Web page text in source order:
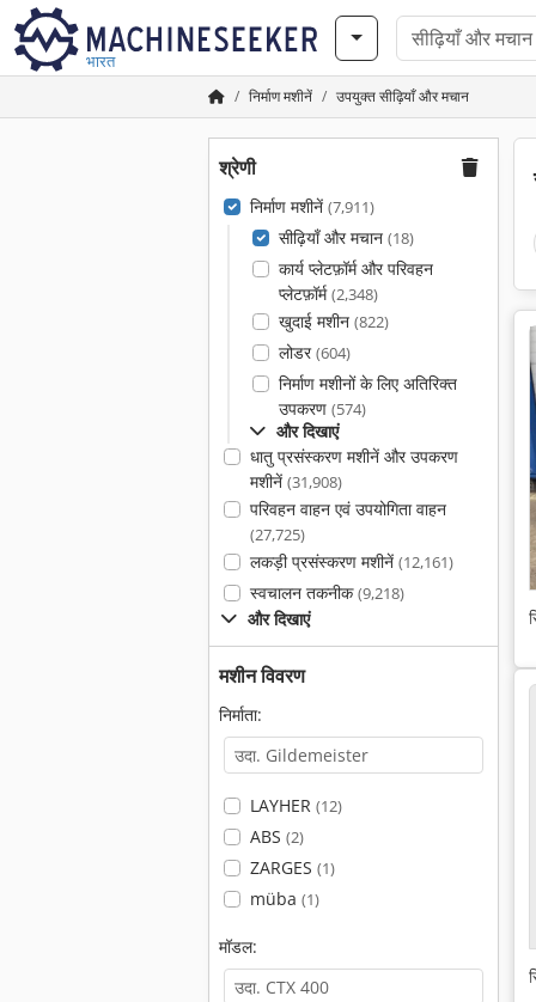
भारत
निर्माण मशीनें उपयुक्त सीढ़ियाँ और मचान
श्रेणी
निर्माण मशीनें (7,911)
सीढ़ियाँ और मचान (18)
कार्य प्लेटफ़ॉर्म और परिवहन
प्लेटफ़ॉर्म(2,348)
खुदाई मशीन (822)
लोडर(604)
निर्माण मशीनों के लिए अतिरिक्त
उपकरण (574)
और दिखाएं
धातु प्रसंस्करण मशीनें और उपकरण
मशीनें (31,908)
परिवहन वाहन एवं उपयोगिता वाहन
(27,725)
लकड़ी प्रसंस्करण मशीनें (12,161)
स्वचालन तकनीक(9,218)
और दिखाएं
मशीन विवरण
निर्माता:
LAYHER (12)
ABS (2)
ZARGES (1)
müba (1)
मॉडल: